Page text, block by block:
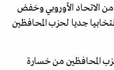
الاتحاد الأوروبي وخفض
جديا لحزب المحافظين
المحافظين من خسارة